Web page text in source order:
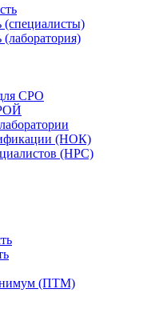
СРО
(НОК)
(НРС)
(ПТМ)